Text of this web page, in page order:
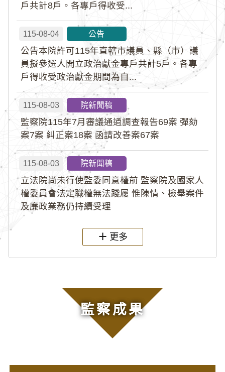
戶共計8戶。各專戶得收受...
115-08-04 公告
公告本院許可115年直轄市議員、縣（市）議
員擬參選人開立政治獻金專戶共計5戶。各專
戶得收受政治獻金期間為自...
115-08-03 院新聞稿
監察院115年7月審議通過調查報告69案 彈劾
案7案 糾正案18案 函請改善案67案
115-08-03 院新聞稿
立法院尚未行使監委同意權前 監察院及國家人
權委員會法定職權無法踐履 惟陳情、檢舉案件
及廉政業務仍持續受理
更多
監察成果